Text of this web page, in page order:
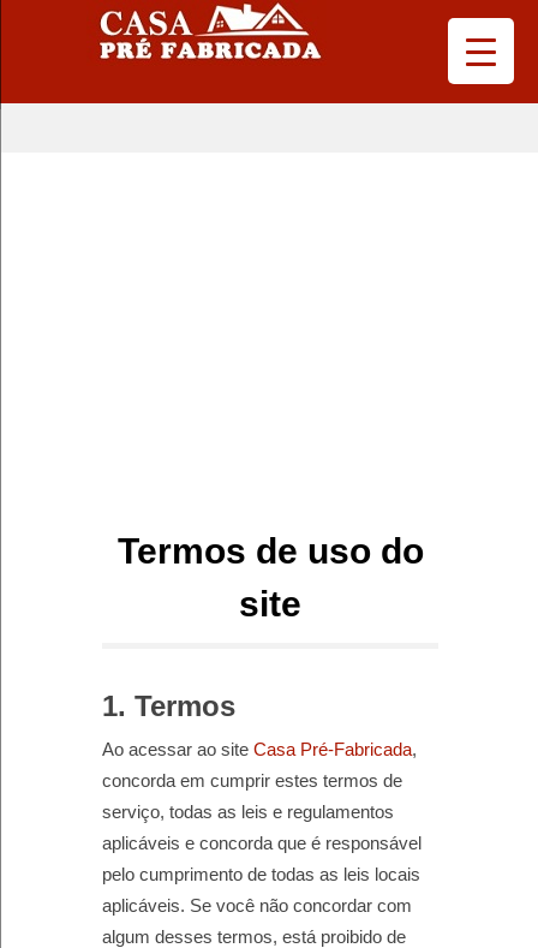
Termos de uso do
site
1. Termos
Ao acessar ao site Casa Pré-Fabricada,
concorda em cumprir estes termos de
serviço, todas as leis e regulamentos
aplicáveis ​​e concorda que é responsável
pelo cumprimento de todas as leis locais
aplicáveis. Se você não concordar com
algum desses termos, está proibido de